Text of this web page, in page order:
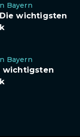
Bayern
wichtigsten
Bayern
wichtigsten